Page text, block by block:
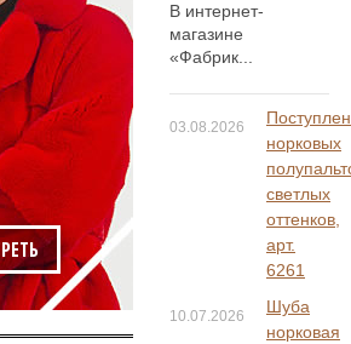
В интернет-
магазине
«Фабрик...
03.08.2026
норковых
светлых
оттенков,
арт.
6261
10.07.2026
Шуба
норковая